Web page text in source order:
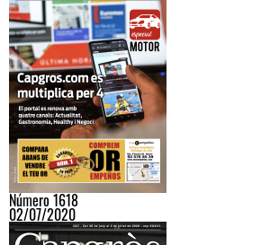
Número 1618
02/07/2020